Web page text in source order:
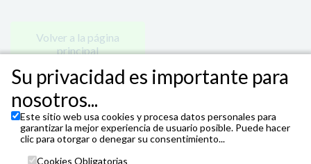
Volver a la página
principal
Su privacidad es importante para
nosotros...
Este sitio web usa cookies y procesa datos personales para
garantizar la mejor experiencia de usuario posible. Puede hacer
clic para otorgar o denegar su consentimiento...
Cookies Obligatorias